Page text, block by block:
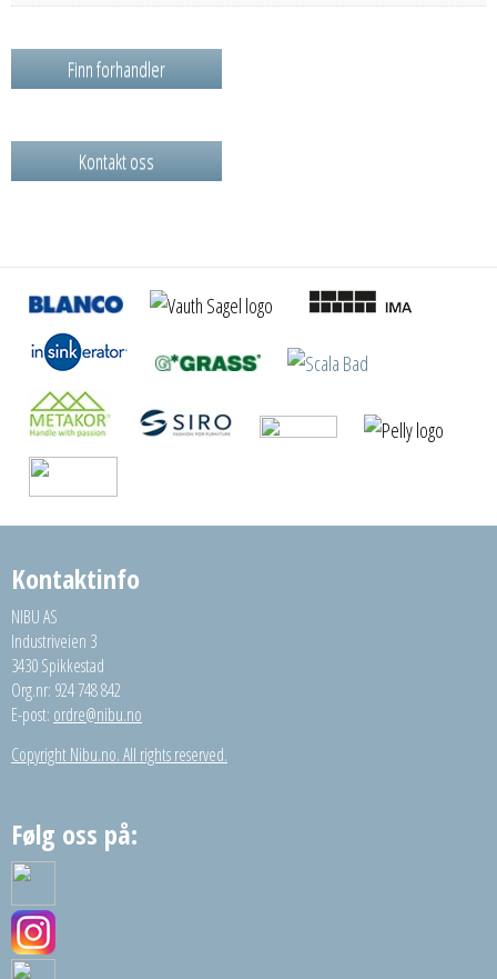
Finn forhandler
Kontakt oss
Kontaktinfo
NIBU AS
Industriveien 3
3430 Spikkestad
Org.nr: 924 748 842
E-post: ordre@nibu.no
Copyright Nibu.no. All rights reserved.
Følg oss på: